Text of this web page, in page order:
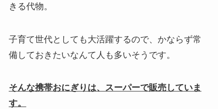
きる代物。
子育て世代としても大活躍するので、かならず常
備しておきたいなんて人も多いそうです。
そんな携帯おにぎりは、スーパーで販売していま
す。